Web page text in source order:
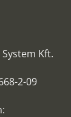
Kft.
2-09